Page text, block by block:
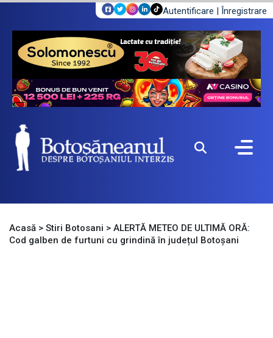
Autentificare | Înregistrare
Acasă > Stiri Botosani > ALERTĂ METEO DE ULTIMĂ ORĂ:
Cod galben de furtuni cu grindină în județul Botoșani